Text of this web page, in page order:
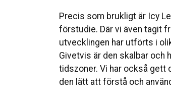
Precis som brukligt är Icy
förstudie. Där vi även tagit
utvecklingen har utförts i
Givetvis är den skalbar och
tidszoner. Vi har också gett
den lätt att förstå och